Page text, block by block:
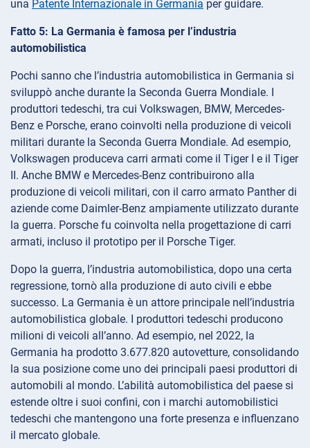
una Patente Internazionale in Germania per guidare.
Fatto 5: La Germania è famosa per l’industria
automobilistica
Pochi sanno che l’industria automobilistica in Germania si
sviluppò anche durante la Seconda Guerra Mondiale. I
produttori tedeschi, tra cui Volkswagen, BMW, Mercedes-
Benz e Porsche, erano coinvolti nella produzione di veicoli
militari durante la Seconda Guerra Mondiale. Ad esempio,
Volkswagen produceva carri armati come il Tiger I e il Tiger
II. Anche BMW e Mercedes-Benz contribuirono alla
produzione di veicoli militari, con il carro armato Panther di
aziende come Daimler-Benz ampiamente utilizzato durante
la guerra. Porsche fu coinvolta nella progettazione di carri
armati, incluso il prototipo per il Porsche Tiger.
Dopo la guerra, l’industria automobilistica, dopo una certa
regressione, tornò alla produzione di auto civili e ebbe
successo. La Germania è un attore principale nell’industria
automobilistica globale. I produttori tedeschi producono
milioni di veicoli all’anno. Ad esempio, nel 2022, la
Germania ha prodotto 3.677.820 autovetture, consolidando
la sua posizione come uno dei principali paesi produttori di
automobili al mondo. L’abilità automobilistica del paese si
estende oltre i suoi confini, con i marchi automobilistici
tedeschi che mantengono una forte presenza e influenzano
il mercato globale.